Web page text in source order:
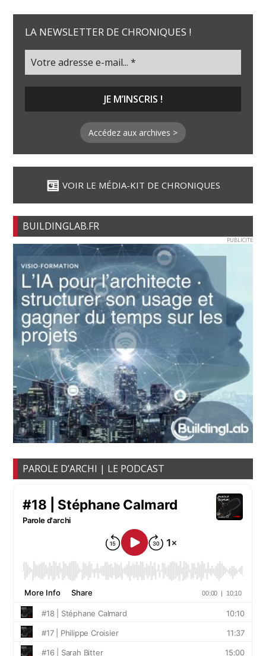
LA NEWSLETTER DE CHRONIQUES !
Accédez aux archives >
VOIR LE MÉDIA-KIT DE CHRONIQUES
BUILDINGLAB.FR
PUBLICITE
PAROLE D’ARCHI | LE PODCAST